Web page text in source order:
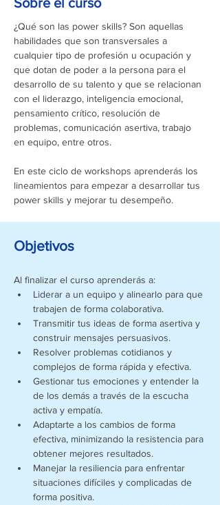
¿Qué son las power skills? Son aquellas
habilidades que son transversales a
cualquier tipo de profesión u ocupación y
que dotan de poder a la persona para el
desarrollo de su talento y que se relacionan
con el liderazgo, inteligencia emocional,
pensamiento crítico, resolución de
problemas, comunicación asertiva, trabajo
en equipo, entre otros.
En este ciclo de workshops aprenderás los
lineamientos para empezar a desarrollar tus
power skills y mejorar tu desempeño.
Objetivos
Al finalizar el curso aprenderás a:
Liderar a un equipo y alinearlo para que
trabajen de forma colaborativa.
Transmitir tus ideas de forma asertiva y
construir mensajes persuasivos.
Resolver problemas cotidianos y
complejos de forma rápida y efectiva.
Gestionar tus emociones y entender la
de los demás a través de la escucha
activa y empatía.
Adaptarte a los cambios de forma
efectiva, minimizando la resistencia para
obtener mejores resultados.
Manejar la resiliencia para enfrentar
situaciones difíciles y complicadas de
forma positiva.